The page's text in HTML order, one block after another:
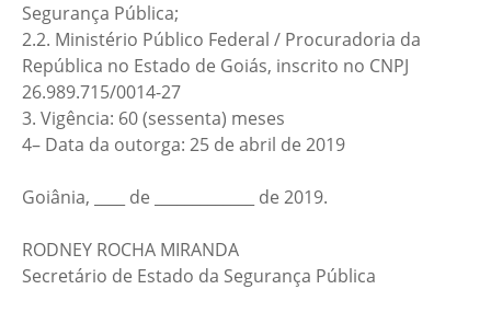
Segurança Pública;
2.2. Ministério Público Federal / Procuradoria da
República no Estado de Goiás, inscrito no CNPJ
26.989.715/0014-27
3. Vigência: 60 (sessenta) meses
4– Data da outorga: 25 de abril de 2019
Goiânia, ____ de _____________ de 2019.
RODNEY ROCHA MIRANDA
Secretário de Estado da Segurança Pública